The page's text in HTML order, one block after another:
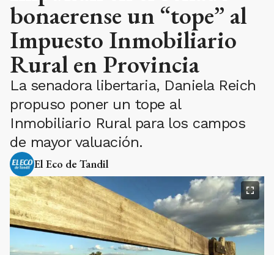
bonaerense un “tope” al
Impuesto Inmobiliario
Rural en Provincia
La senadora libertaria, Daniela Reich
propuso poner un tope al
Inmobiliario Rural para los campos
de mayor valuación.
El Eco de Tandil